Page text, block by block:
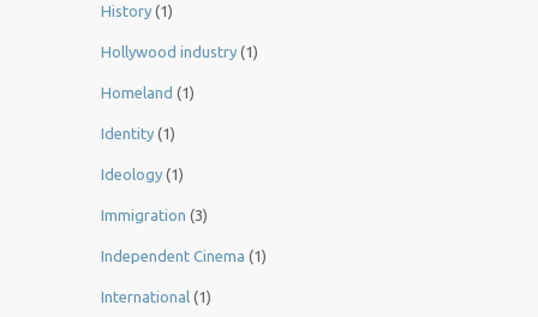
History (1)
Hollywood industry (1)
Homeland (1)
Identity (1)
Ideology (1)
Immigration (3)
Independent Cinema (1)
International (1)